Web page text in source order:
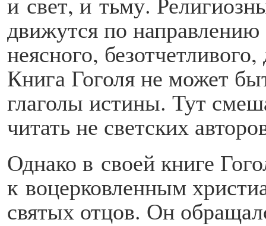
движутся по направлению
неясного,
Книга Гоголя не может
глаголы истины. Тут
читать не светских
Однако в своей книге
к воцерковленным
святых отцов. Он